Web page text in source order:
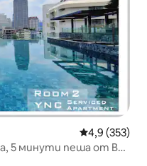
Средна
4,9 (353)
5 минути пеша от BTS